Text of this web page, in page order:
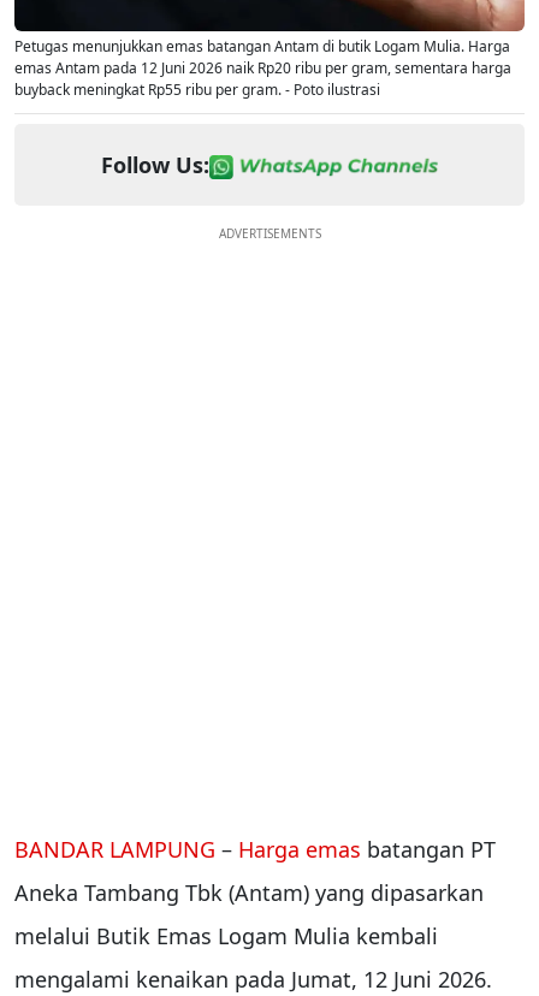
Petugas menunjukkan emas batangan Antam di butik Logam Mulia. Harga
emas Antam pada 12 Juni 2026 naik Rp20 ribu per gram, sementara harga
buyback meningkat Rp55 ribu per gram. - Poto ilustrasi
Follow Us:
ADVERTISEMENTS
BANDAR LAMPUNG – Harga emas batangan PT
Aneka Tambang Tbk (Antam) yang dipasarkan
melalui Butik Emas Logam Mulia kembali
mengalami kenaikan pada Jumat, 12 Juni 2026.